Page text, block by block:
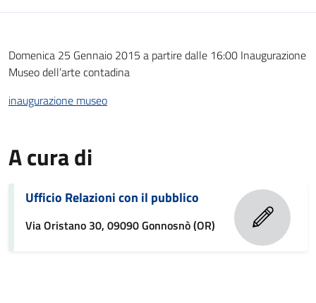
Domenica 25 Gennaio 2015 a partire dalle 16:00 Inaugurazione
Museo dell’arte contadina
inaugurazione museo
A cura di
Ufficio Relazioni con il pubblico
Via Oristano 30, 09090 Gonnosnò (OR)